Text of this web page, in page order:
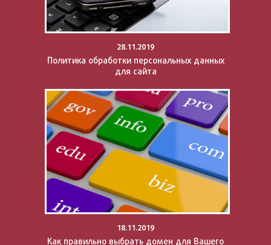
28.11.2019
Политика обработки персональных данных
для сайта
18.11.2019
Как правильно выбрать домен для Вашего